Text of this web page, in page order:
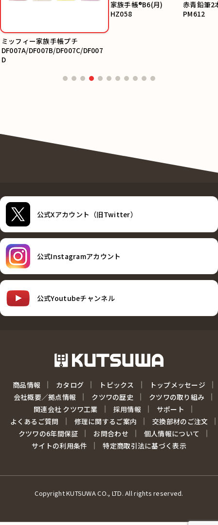
ミッフィー家族手帳プチ
DF007A/DF007B/DF007C/DF007
D
家族手帳®B6(月)
HZ058
赤青鉛筆2
PM612
公式Xアカウント（旧Twitter）
公式Instagramアカウント
公式Youtubeチャンネル
商品情報 カタログ トピックス
トップメッセージ
会社概要／拠点情報
クツワの歴史
クツワの取り組み
関連会社 クツワ工業
採用情報
サポート
よくあるご質問
修理に関するご案内
交換部材のご注文
クツワの6年間保証
お問合わせ
個人情報について
サイトの利用条件
特定商取引法に基づく表示
Copyright KUTSUWA CO., LTD. All rights reserved.